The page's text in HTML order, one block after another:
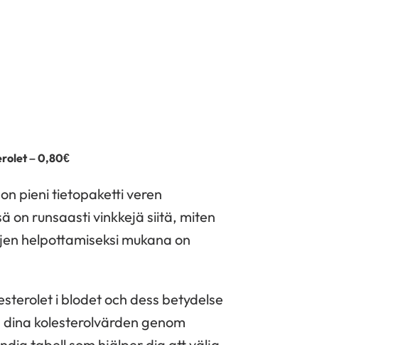
– 0,80€
pieni tietopaketti veren
on runsaasti vinkkejä siitä, miten
helpottamiseksi mukana on
i blodet och dess betydelse
kolesterolvärden genom